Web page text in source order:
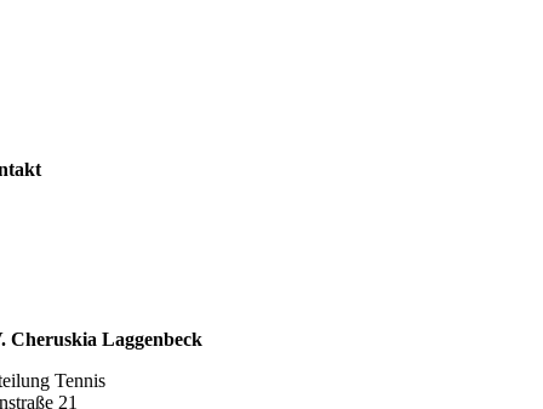
Cheruskia Laggenbeck
Tennis
21